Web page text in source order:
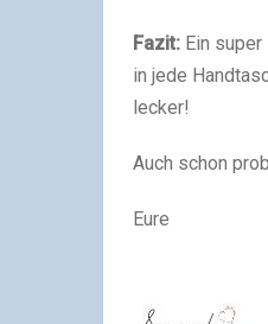
Fazit: Ein
in jede
lecker!
Auch schon
Eure